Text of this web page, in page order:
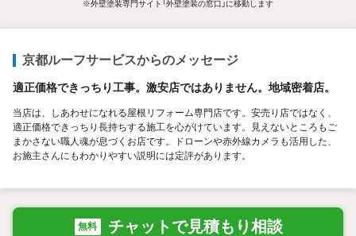
※外壁塗装専門サイト「外壁塗装の窓口」に移動します
京都ルーフサービスからのメッセージ
適正価格できっちり工事。激安店ではありません。地域密着店。
当店は、しあわせになれる屋根リフォーム専門店です。安売り店ではなく、
適正価格できっちり長持ちする施工を心がけています。見えないところもご
まかさない職人魂が息づくお店です。ドローンや赤外線カメラも活用した、
お施主さんにもわかりやすい説明には定評があります。
無料 チャットで見積もり相談